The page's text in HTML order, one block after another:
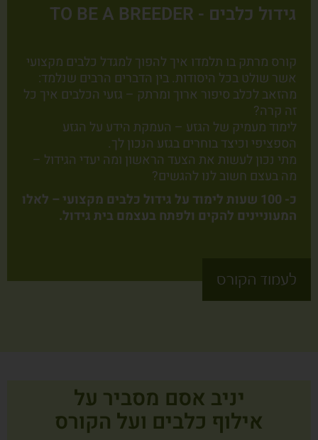
גידול כלבים - TO BE A BREEDER
קורס מרתק בו תלמדו איך להפוך למגדל כלבים מקצועי
אשר שולט בכל היסודות. בין הדברים הרבים שנלמד:
מהזאב לכלב סיפור ארוך ומרתק – גזעי הכלבים איך כל
זה קרה?
לימוד מעמיק של הגזע – העמקת הידע על הגזע
הספציפי וכיצד בוחרים בגזע הנכון לך.
מתי נכון לעשות את הצעד הראשון ומה יעדי הגידול –
מה בעצם חשוב לנו להגשים?
כ- 100 שעות לימוד על גידול כלבים מקצועי – לאלו
המעוניינים להקים ולפתח בעצמם בית גידול.
לעמוד הקורס
יניב אסם מסביר על
אילוף כלבים ועל הקורס